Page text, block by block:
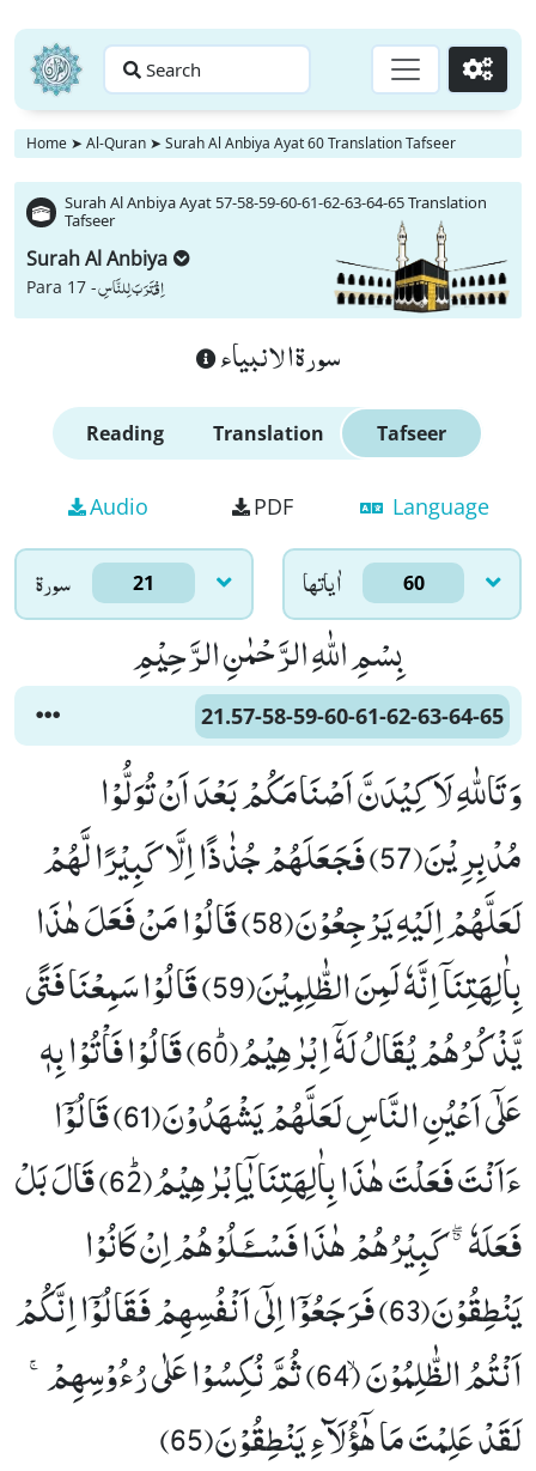
Search Go
Home ➤ Al-Quran ➤ Surah Al Anbiya Ayat 60 Translation Tafseer
Surah Al Anbiya Ayat 57-58-59-60-61-62-63-64-65 Translation
Tafseer
Surah Al Anbiya
Para 17 -اِقْتَرَبَ لِلنَّاسِ
سورة الانبياء
Reading Translation Tafseer
Audio PDF Language
سورۃ 21 اٰياتها 60
بِسْمِ اللّٰهِ الرَّحْمٰنِ الرَّحِیْمِ
21.57-58-59-60-61-62-63-64-65
وَ تَاللّٰهِ لَاَ كِیْدَنَّ اَصْنَامَكُمْ بَعْدَ اَنْ تُوَلُّوْا
مُدْبِرِیْنَ(57) فَجَعَلَهُمْ جُذٰذًا اِلَّا كَبِیْرًا لَّهُمْ
لَعَلَّهُمْ اِلَیْهِ یَرْجِعُوْنَ(58) قَالُوْا مَنْ فَعَلَ هٰذَا
بِاٰلِهَتِنَاۤ اِنَّهٗ لَمِنَ الظّٰلِمِیْنَ(59) قَالُوْا سَمِعْنَا فَتًى
یَّذْكُرُهُمْ یُقَالُ لَهٗۤ اِبْرٰهِیْمُﭤ(60) قَالُوْا فَاْتُوْا بِهٖ
عَلٰۤى اَعْیُنِ النَّاسِ لَعَلَّهُمْ یَشْهَدُوْنَ(61) قَالُوْۤا
ءَاَنْتَ فَعَلْتَ هٰذَا بِاٰلِهَتِنَا یٰۤاِبْرٰهِیْمُﭤ(62) قَالَ بَلْ
فَعَلَهٗ ﳓ كَبِیْرُهُمْ هٰذَا فَسْــٴَـلُوْهُمْ اِنْ كَانُوْا
یَنْطِقُوْنَ(63) فَرَجَعُوْۤا اِلٰۤى اَنْفُسِهِمْ فَقَالُوْۤا اِنَّكُمْ
اَنْتُمُ الظّٰلِمُوْنَۙ (64) ثُمَّ نُكِسُوْا عَلٰى رُءُوْسِهِمْۚ-
لَقَدْ عَلِمْتَ مَا هٰۤؤُلَآءِ یَنْطِقُوْنَ(65)